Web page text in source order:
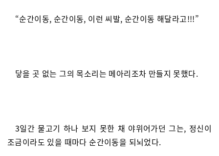
“순간이동, 순간이동, 이런 씨발, 순간이동 해달라고!!!”
닿을 곳 없는 그의 목소리는 메아리조차 만들지 못했다.
3일간 물고기 하나 보지 못한 채 야위어가던 그는, 정신이
조금이라도 있을 때마다 순간이동을 되뇌었다.